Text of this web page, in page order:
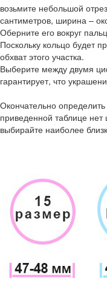
возьмите небольшой
сантиметров, ширина –
Оберните его вокруг
Поскольку кольцо будет
обхват этого участка.
Выберите между двумя
гарантирует, что
Окончательно
приведенной таблице
выбирайте наиболее